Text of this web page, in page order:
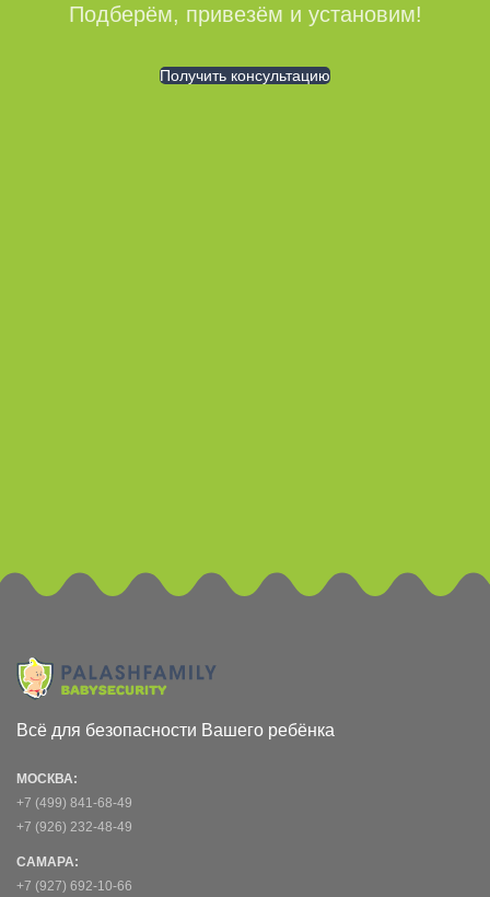
Подберём, привезём и установим!
Получить консультацию
Всё для безопасности Вашего ребёнка
МОСКВА:
+7 (499) 841-68-49
+7 (926) 232-48-49
САМАРА:
+7 (927) 692-10-66